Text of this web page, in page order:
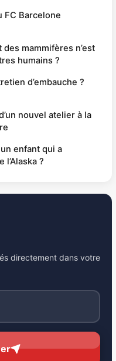
FC Barcelone
mammifères n’est
humains ?
d’embauche ?
nouvel atelier à la
enfant qui a
?
directement dans votre